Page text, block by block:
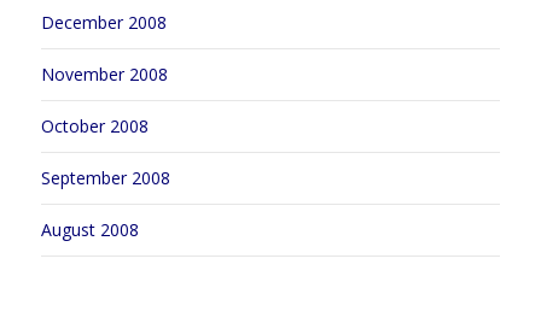
December 2008
November 2008
October 2008
September 2008
August 2008